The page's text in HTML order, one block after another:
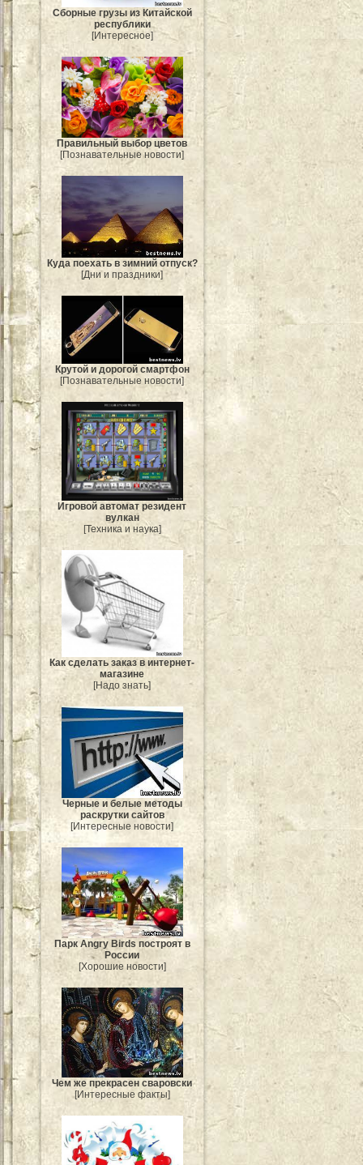
Сборные грузы из Китайской
республики
[Интересное]
Правильный выбор цветов
[Познавательные новости]
Куда поехать в зимний отпуск?
[Дни и праздники]
Крутой и дорогой смартфон
[Познавательные новости]
Игровой автомат резидент
вулкан
[Техника и наука]
Как сделать заказ в интернет-
магазине
[Надо знать]
Черные и белые методы
раскрутки сайтов
[Интересные новости]
Парк Angry Birds построят в
России
[Хорошие новости]
Чем же прекрасен сваровски
[Интересные факты]